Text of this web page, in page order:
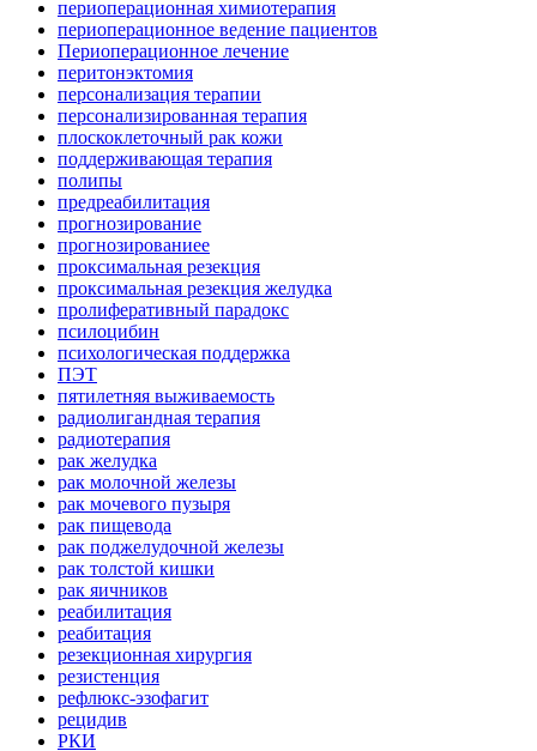
периоперационная химиотерапия
периоперационное ведение пациентов
Периоперационное лечение
перитонэктомия
персонализация терапии
персонализированная терапия
плоскоклеточный рак кожи
поддерживающая терапия
полипы
предреабилитация
прогнозирование
прогнозированиее
проксимальная резекция
проксимальная резекция желудка
пролиферативный парадокс
псилоцибин
психологическая поддержка
ПЭТ
пятилетняя выживаемость
радиолигандная терапия
радиотерапия
рак желудка
рак молочной железы
рак мочевого пузыря
рак пищевода
рак поджелудочной железы
рак толстой кишки
рак яичников
реабилитация
реабитация
резекционная хирургия
резистенция
рефлюкс-эзофагит
рецидив
РКИ